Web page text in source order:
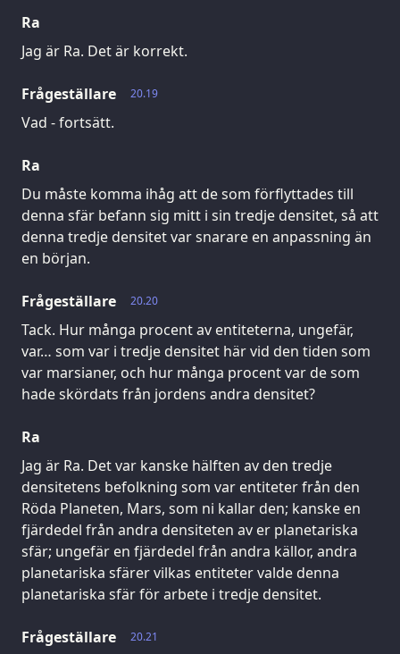
Ra
Jag är Ra. Det är korrekt.
20.19
Frågeställare
Vad - fortsätt.
Ra
Du måste komma ihåg att de som förflyttades till
denna sfär befann sig mitt i sin tredje densitet, så att
denna tredje densitet var snarare en anpassning än
en början.
20.20
Frågeställare
Tack. Hur många procent av entiteterna, ungefär,
var… som var i tredje densitet här vid den tiden som
var marsianer, och hur många procent var de som
hade skördats från jordens andra densitet?
Ra
Jag är Ra. Det var kanske hälften av den tredje
densitetens befolkning som var entiteter från den
Röda Planeten, Mars, som ni kallar den; kanske en
fjärdedel från andra densiteten av er planetariska
sfär; ungefär en fjärdedel från andra källor, andra
planetariska sfärer vilkas entiteter valde denna
planetariska sfär för arbete i tredje densitet.
20.21
Frågeställare